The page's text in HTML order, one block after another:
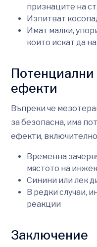
признаците на
Изпитват
Имат малки,
които искат да
Потенциални
ефекти
Въпреки че
за безопасна, има
ефекти,
Временна
мястото на
Синини или лек
В редки случаи,
реакции
Заключение